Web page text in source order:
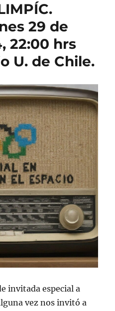
29 de
22:00 hrs
U. de Chile.
invitada especial a
vez nos invitó a